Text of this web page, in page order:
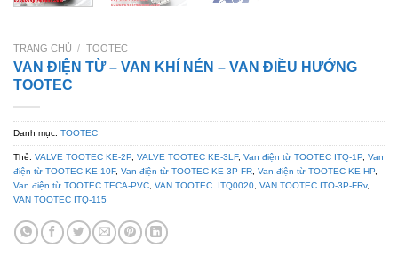
TRANG CHỦ / TOOTEC
VAN ĐIỆN TỪ – VAN KHÍ NÉN – VAN ĐIỀU HƯỚNG
TOOTEC
Danh mục: TOOTEC
Thẻ: VALVE TOOTEC KE-2P VALVE TOOTEC KE-3LF, Van điện từ TOOTEC ITQ-1P Van
điện từ TOOTEC KE-10F, Van điện từ TOOTEC KE-3P-FR Van điện từ TOOTEC KE-HP
Van điện từ TOOTEC TECA-PVC VAN TOOTEC ITQ0020 VAN TOOTEC ITO-3P-FRv,
VAN TOOTEC ITQ-115